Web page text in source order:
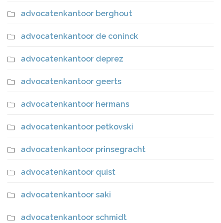
advocatenkantoor berghout
advocatenkantoor de coninck
advocatenkantoor deprez
advocatenkantoor geerts
advocatenkantoor hermans
advocatenkantoor petkovski
advocatenkantoor prinsegracht
advocatenkantoor quist
advocatenkantoor saki
advocatenkantoor schmidt